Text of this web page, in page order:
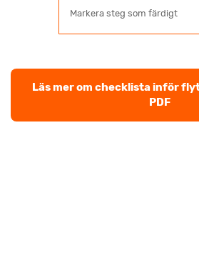
Markera steg som färdigt
Läs mer om checklista inför
PDF